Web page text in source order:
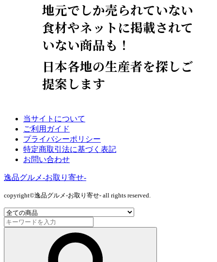
地元でしか売られていない
食材やネットに掲載されて
いない商品も！
日本各地の生産者を探しご
提案します
当サイトについて
ご利用ガイド
プライバシーポリシー
特定商取引法に基づく表記
お問い合わせ
逸品グルメ-お取り寄せ-
copyright©逸品グルメ-お取り寄せ- all rights reserved.